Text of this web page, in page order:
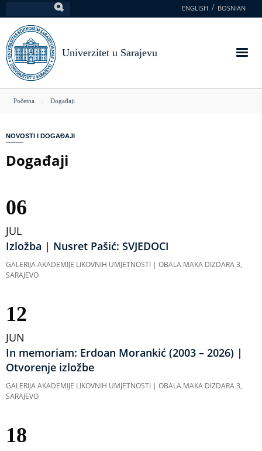
na
glavni
sadržaj
ENGLISH BOSNIAN
Univerzitet u Sarajevu
You
here
Početna Događaji
NOVOSTI I DOGAĐAJI
Događaji
06
JUL
Izložba | Nusret Pašić: SVJEDOCI
GALERIJA AKADEMIJE LIKOVNIH UMJETNOSTI | OBALA MAKA DIZDARA 3,
SARAJEVO
12
JUN
In memoriam: Erdoan Morankić (2003 – 2026) |
Otvorenje izložbe
GALERIJA AKADEMIJE LIKOVNIH UMJETNOSTI | OBALA MAKA DIZDARA 3,
SARAJEVO
18